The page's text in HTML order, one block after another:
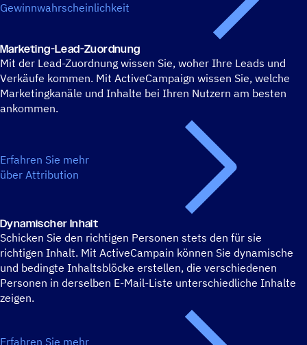
Gewinnwahrscheinlichkeit
Marke­ting-Lead-Zuord­nung
Mit der Lead-Zuordnung wissen Sie, woher Ihre Leads und
Verkäufe kommen. Mit ActiveCampaign wissen Sie, welche
Marketingkanäle und Inhalte bei Ihren Nutzern am besten
ankommen.
Erfahren Sie mehr
über Attribution
Dyna­mi­scher Inhalt
Schicken Sie den richtigen Personen stets den für sie
richtigen Inhalt. Mit ActiveCampain können Sie dynamische
und bedingte Inhaltsblöcke erstellen, die verschiedenen
Personen in derselben E-Mail-Liste unterschiedliche Inhalte
zeigen.
Erfahren Sie mehr